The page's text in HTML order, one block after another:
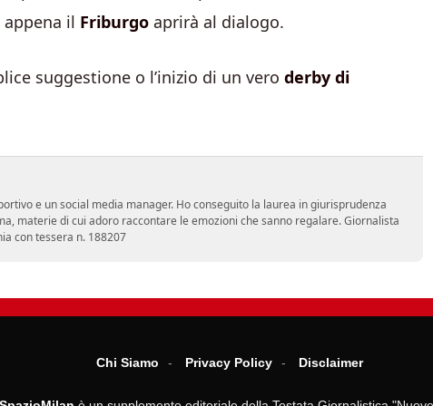
il Friburgo aprirà al dialogo.
suggestione o l’inizio di un vero derby di
e un social media manager. Ho conseguito la laurea in giurisprudenza
materie di cui adoro raccontare le emozioni che sanno regalare. Giornalista
con tessera n. 188207
Chi Siamo Privacy Policy Disclaimer